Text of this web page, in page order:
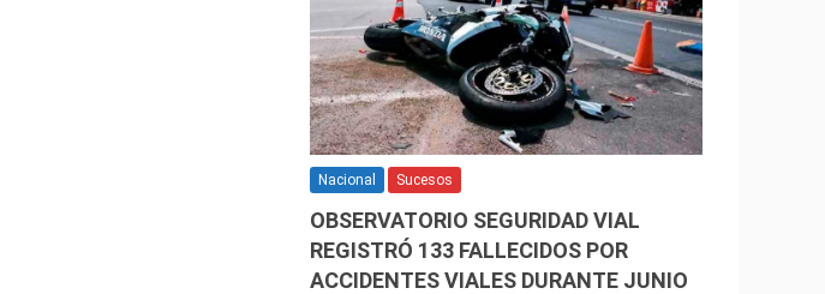
Nacional Sucesos
OBSERVATORIO SEGURIDAD VIAL
REGISTRÓ 133 FALLECIDOS POR
ACCIDENTES VIALES DURANTE JUNIO